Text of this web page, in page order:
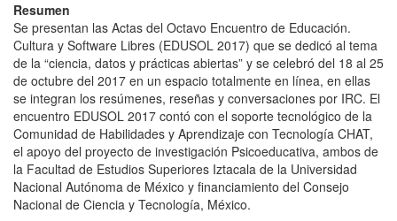
Resumen
Se presentan las Actas del Octavo Encuentro de Educación.
Cultura y Software Libres (EDUSOL 2017) que se dedicó al tema
de la “ciencia, datos y prácticas abiertas” y se celebró del 18 al 25
de octubre del 2017 en un espacio totalmente en línea, en ellas
se integran los resúmenes, reseñas y conversaciones por IRC. El
encuentro EDUSOL 2017 contó con el soporte tecnológico de la
Comunidad de Habilidades y Aprendizaje con Tecnología CHAT,
el apoyo del proyecto de investigación Psicoeducativa, ambos de
la Facultad de Estudios Superiores Iztacala de la Universidad
Nacional Autónoma de México y financiamiento del Consejo
Nacional de Ciencia y Tecnología, México.